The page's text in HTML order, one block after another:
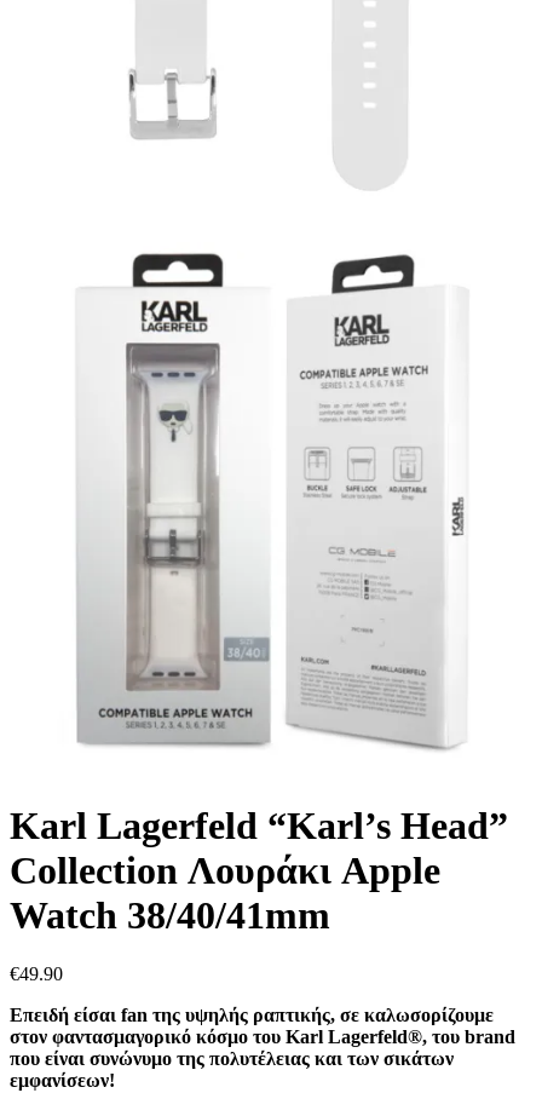
Karl Lagerfeld “Karl’s Head”
Collection Λουράκι Apple
Watch 38/40/41mm
€49.90
Επειδή είσαι fan της υψηλής ραπτικής, σε καλωσορίζουμε
στον φαντασμαγορικό κόσμο του Karl Lagerfeld®, του brand
που είναι συνώνυμο της πολυτέλειας και των σικάτων
εμφανίσεων!